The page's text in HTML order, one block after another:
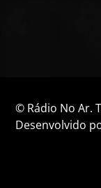
© Rádio No Ar.
Desenvolvido